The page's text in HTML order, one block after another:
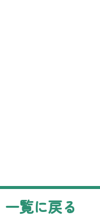
一覧に戻る